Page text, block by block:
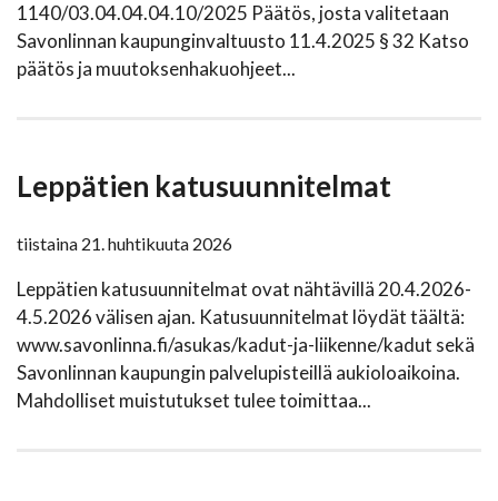
1140/03.04.04.04.10/2025 Päätös, josta valitetaan
Savonlinnan kaupunginvaltuusto 11.4.2025 § 32 Katso
päätös ja muutoksenhakuohjeet...
Leppätien katusuunnitelmat
tiistaina 21. huhtikuuta 2026
Leppätien katusuunnitelmat ovat nähtävillä 20.4.2026-
4.5.2026 välisen ajan. Katusuunnitelmat löydät täältä:
www.savonlinna.fi/asukas/kadut-ja-liikenne/kadut sekä
Savonlinnan kaupungin palvelupisteillä aukioloaikoina.
Mahdolliset muistutukset tulee toimittaa...